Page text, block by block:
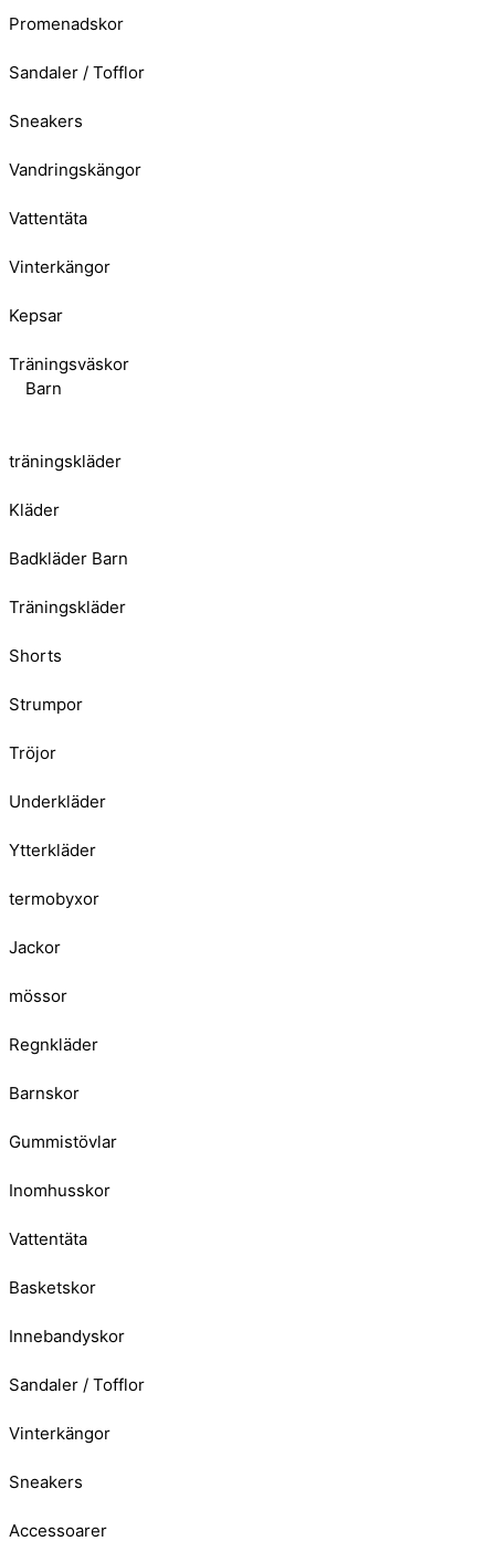
Promenadskor
Sandaler / Tofflor
Sneakers
Vandringskängor
Vattentäta
Vinterkängor
Kepsar
Träningsväskor
Barn
träningskläder
Kläder
Badkläder Barn
Träningskläder
Shorts
Strumpor
Tröjor
Underkläder
Ytterkläder
termobyxor
Jackor
mössor
Regnkläder
Barnskor
Gummistövlar
Inomhusskor
Vattentäta
Basketskor
Innebandyskor
Sandaler / Tofflor
Vinterkängor
Sneakers
Accessoarer